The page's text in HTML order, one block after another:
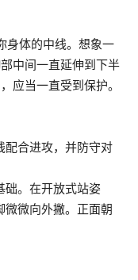
身体的中线。想象一
中间一直延伸到下半
应当一直受到保护。
配合进攻，并防守对
础。在开放式站姿
微微向外撇。正面朝